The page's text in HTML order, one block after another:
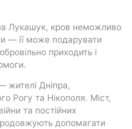
Лукашук, кров неможливо
— її може подарувати
приходить і
жителі Дніпра,
Рогу та Нікополя. Міст,
та постійних
допомагати